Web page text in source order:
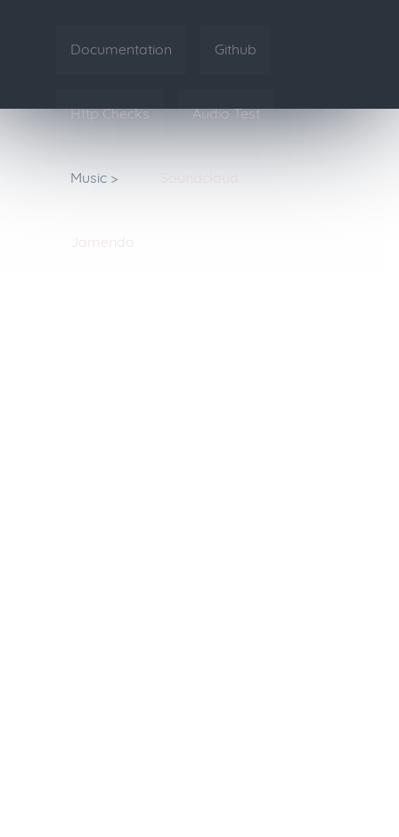
Documentation Github
Http Checks Audio Test
Music >
Jamendo